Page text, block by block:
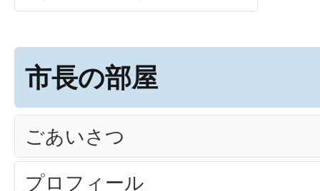
市長の部屋
ごあいさつ
プロフィール